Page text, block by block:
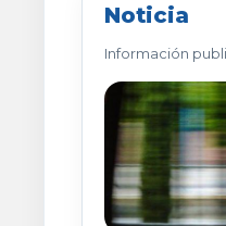
Noticia
Información